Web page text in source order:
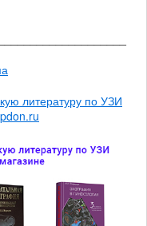
литературу по УЗИ